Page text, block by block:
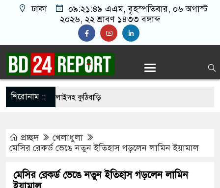
ঢাকা ০৯:২১:৫০ এএম, বৃহস্পতিবার, ০৬ অগাস্ট
২০২৬, ২২ শ্রাবণ ১৪৩৩ বঙ্গাব্দ
শিরোনাম ::
দিবসে নিস্তব্ধ শিলাইদহ কুঠিবাড়ি
সংঘর্ষে নাস্তানাবুদ ইসরায়েল, হারাল ২ সেনা
হচ্ছে কেয়ামতের কিছু আলামত
প্রচ্ছদ
খেলাধুলা
মেসির রেকর্ড ভেঙে নতুন ইতিহাস গড়লেন লামিন ইয়ামাল
মেসির রেকর্ড ভেঙে নতুন ইতিহাস গড়লেন লামিন